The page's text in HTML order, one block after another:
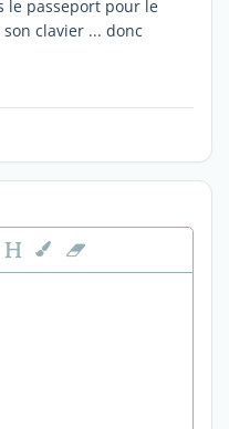
le passeport pour le
clavier ... donc